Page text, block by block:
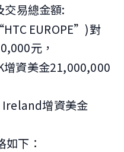
交易總金額:
EUROPE”)對
元，
增資美金21,000,000
Ireland增資美金
下：